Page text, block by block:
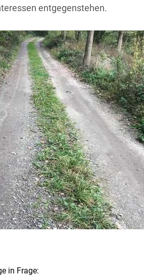
Skip to main content
entgegenstehen.
in Frage: